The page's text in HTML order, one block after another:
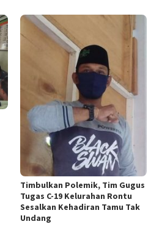
Timbulkan Polemik, Tim Gugus
Tugas C-19 Kelurahan Rontu
Sesalkan Kehadiran Tamu Tak
Undang